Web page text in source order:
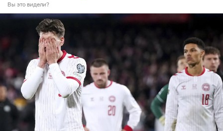
Вы это видели?